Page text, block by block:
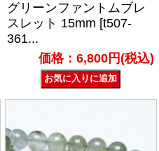
グリーンファントムブレ
スレット 15mm [t507-
361...
価格：6,800円(税込)